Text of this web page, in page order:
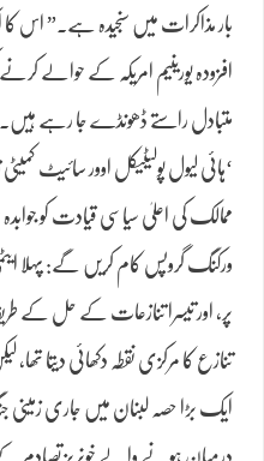
بار مذاکرات میں سنجیدہ ہے۔” اس
افزودہ یورینیم امریکہ کے حوالے
متبادل راستے ڈھونڈے جا رہے
‘ہائی لیول پولیٹیکل اوور سائیٹ
ممالک کی اعلیٰ سیاسی قیادت کو
ورکنگ گروپس کام کریں گے: پہلا
پر، اور تیسرا تنازعات کے حل کے
تنازع کا مرکزی نقطہ دکھائی دیتا
ایک بڑا حصہ لبنان میں جاری زمینی
درمیان ہونے والے خونریز تصادم